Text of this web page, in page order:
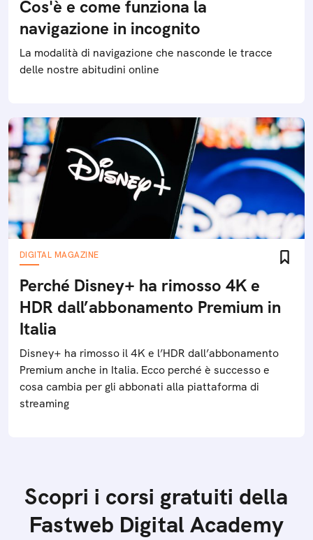
Cos'è e come funziona la
navigazione in incognito
La modalità di navigazione che nasconde le tracce
delle nostre abitudini online
DIGITAL MAGAZINE
Perché Disney+ ha rimosso 4K e
HDR dall’abbonamento Premium in
Italia
Disney+ ha rimosso il 4K e l’HDR dall’abbonamento
Premium anche in Italia. Ecco perché è successo e
cosa cambia per gli abbonati alla piattaforma di
streaming
Scopri i corsi gratuiti della
Fastweb Digital Academy